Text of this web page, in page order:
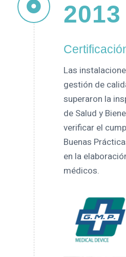
2013
Las
gestión de
superaron la
de Salud y
verificar el
Buenas
en la
médicos.